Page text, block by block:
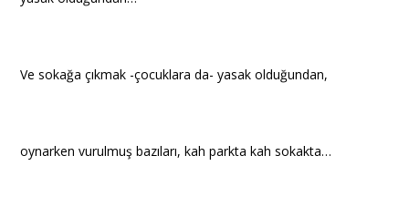
Ve sokağa çıkmak -çocuklara da- yasak olduğundan,
oynarken vurulmuş bazıları, kah parkta kah sokakta…